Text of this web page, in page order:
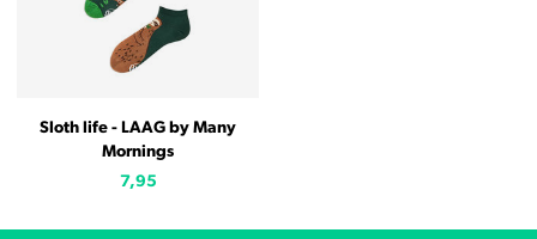
Sloth life - LAAG by Many
Mornings
7,95